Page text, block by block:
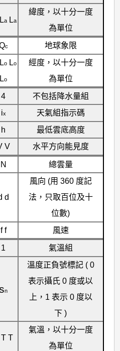
La La
緯度，以十分一度
為單位
c
地球象限
Lo Lo
Lo
經度，以十分一度
為單位
4
不包括降水量組
ix
天氣組指示碼
h
最低雲底高度
V
水平方向能見度
N 總雲量
d
風向 (用 360 度記
法，只取百位及十
位數)
f f
風速
1 氣溫組
n
溫度正負號標記 ( 0
表示攝氏 0 度或以
上，1 表示 0 度以
下 )
T
氣溫，以十分一度
為單位